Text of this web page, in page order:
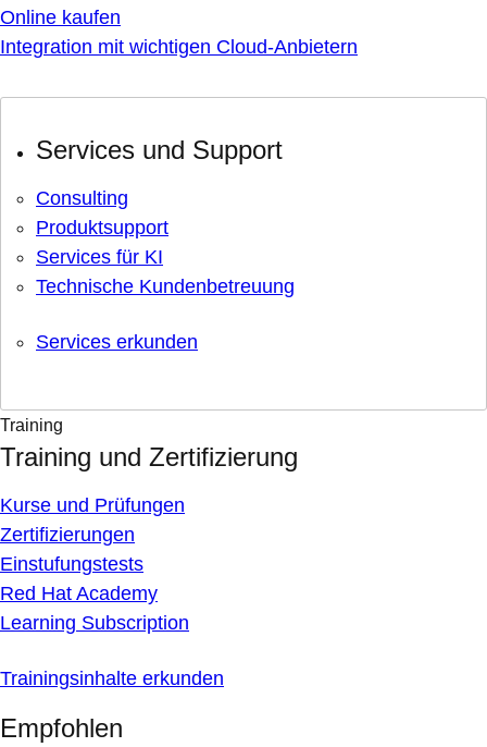
Online kaufen
Integration mit wichtigen Cloud-Anbietern
Services und Support
Consulting
Produktsupport
Services für KI
Technische Kundenbetreuung
Services erkunden
Training
Training und Zertifizierung
Kurse und Prüfungen
Zertifizierungen
Einstufungstests
Red Hat Academy
Learning Subscription
Trainingsinhalte erkunden
Empfohlen